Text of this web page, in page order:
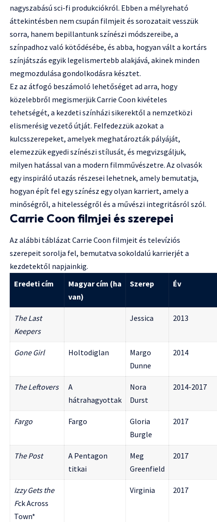
nagyszabású sci-fi produkciókról. Ebben a mélyreható
áttekintésben nem csupán filmjeit és sorozatait vesszük
sorra, hanem bepillantunk színészi módszereibe, a
színpadhoz való kötődésébe, és abba, hogyan vált a kortárs
színjátszás egyik legelismertebb alakjává, akinek minden
megmozdulása gondolkodásra késztet.
Ez az átfogó beszámoló lehetőséget ad arra, hogy
közelebbről megismerjük Carrie Coon kivételes
tehetségét, a kezdeti színházi sikerektől a nemzetközi
elismerésig vezető útját. Felfedezzük azokat a
kulcsszerepeket, amelyek meghatározták pályáját,
elemezzük egyedi színészi stílusát, és megvizsgáljuk,
milyen hatással van a modern filmművészetre. Az olvasók
egy inspiráló utazás részesei lehetnek, amely bemutatja,
hogyan épít fel egy színész egy olyan karriert, amely a
minőségről, a hitelességről és a művészi integritásról szól.
Carrie Coon filmjei és szerepei
Az alábbi táblázat Carrie Coon filmjeit és televíziós
szerepeit sorolja fel, bemutatva sokoldalú karrierjét a
kezdetektől napjainkig.
Eredeti cím
Magyar cím (ha
van)
Szerep Év
The Last
Keepers
Jessica 2013
Gone Girl Holtodiglan
Margo
Dunne
2014
The Leftovers
A
hátrahagyottak
Nora
Durst
2014-2017
Fargo Fargo
Gloria
Burgle
2017
The Post
A Pentagon
titkai
Meg
Greenfield
2017
Izzy Gets the
Fck Across
Town*
Virginia 2017